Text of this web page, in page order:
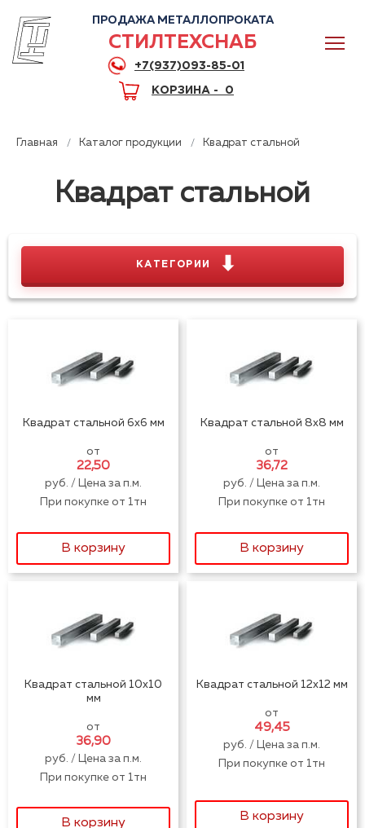
+7(937)093-85-01
Горячая линияВолгоград
ПРОДАЖА МЕТАЛЛОПРОКАТА
СТИЛТЕХСНАБ
+7(937)093-85-01
КОРЗИНА - 0
Главная Каталог продукции Квадрат стальной
Квадрат стальной
КАТЕГОРИИ ⬇
Балка
двутавровая
стальная (двутавр)
Сетка Рабица
Профнастил
стальная
Квадрат
стальной
Полоса стальная Круг стальной
Проволока
Шестигранник
Металлочерепица
Доборные
элементы кровли
Квадрат стальной 6x6 мм
от
22,50
руб. / Цена за п.м.
При покупке от 1тн
В корзину
Квадрат стальной 8x8 мм
от
36,72
руб. / Цена за п.м.
При покупке от 1тн
В корзину
Квадрат стальной 10x10
мм
от
36,90
руб. / Цена за п.м.
При покупке от 1тн
В корзину
Квадрат стальной 12x12 мм
от
49,45
руб. / Цена за п.м.
При покупке от 1тн
В корзину